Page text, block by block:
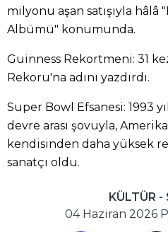
milyonu aşan satışıyla hâlâ
Albümü" konumunda.
Guinness Rekortmeni: 31
Rekoru'na adını yazdırdı.
Super Bowl Efsanesi: 1993
devre arası şovuyla,
kendisinden daha yüksek
sanatçı oldu.
KÜLTÜR -
04 Haziran 2026